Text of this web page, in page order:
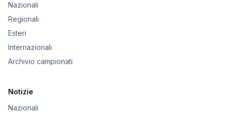
Nazionali
Regionali
Esteri
Internazionali
Archivio campionati
Notizie
Nazionali